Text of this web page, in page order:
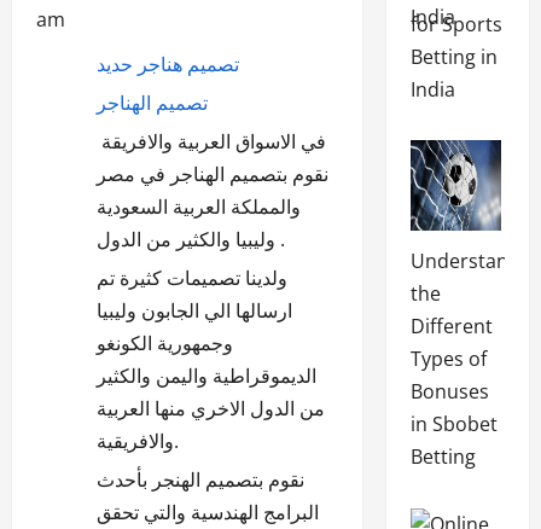
g
am
تصميم الهناجر
نقوم بتصميم الهناجر في مصر
والمملكة العربية السعودية
وليبيا والكثير من الدول .
ولدينا تصميمات كثيرة تم
ارسالها الي الجابون وليبيا
وجمهورية الكونغو
الديموقراطية واليمن والكثير
من الدول الاخري منها العربية
والافريقية.
نقوم بتصميم الهنجر بأحدث
البرامج الهندسية والتي تحقق
for Sports
Betting in
India
the
Different
Types of
Bonuses
in Sbobet
Betting